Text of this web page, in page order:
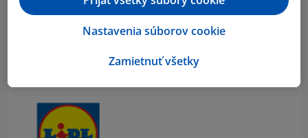
Zamietnuť všetky
Nastavenia súborov cookie